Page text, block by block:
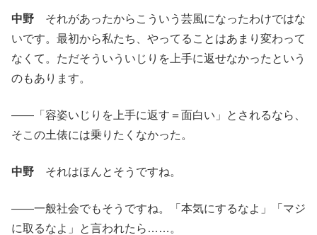
中野 それがあったからこういう芸風になったわけではな
いです。最初から私たち、やってることはあまり変わって
なくて。ただそういういじりを上手に返せなかったという
のもあります。
——「容姿いじりを上手に返す＝面白い」とされるなら、
そこの土俵には乗りたくなかった。
中野 それはほんとそうですね。
——一般社会でもそうですね。「本気にするなよ」「マジ
に取るなよ」と言われたら……。